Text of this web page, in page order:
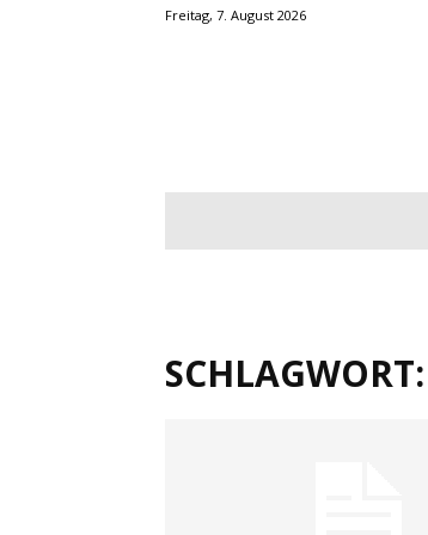
Freitag, 7. August 2026